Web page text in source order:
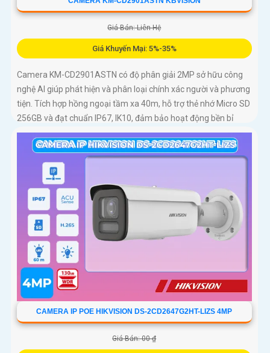
Giá Bán: Liên Hệ
Giá Khuyến Mại: 5%-35%
Camera KM-CD2901ASTN có độ phân giải 2MP sở hữu công
nghệ AI giúp phát hiện và phân loại chính xác người và phương
tiện. Tích hợp hồng ngoại tầm xa 40m, hỗ trợ thẻ nhớ Micro SD
256GB và đạt chuẩn IP67, IK10, đảm bảo hoạt động bền bỉ
trong mọi điều kiện môi trường
CAMERA IP POE HIKVISION DS-2CD2647G2HT-LIZS 4MP
Giá Bán: 00 ₫